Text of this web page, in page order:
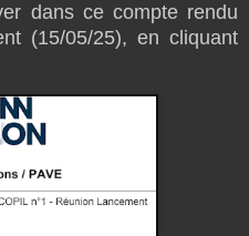
dans ce compte rendu
(15/05/25), en cliquant